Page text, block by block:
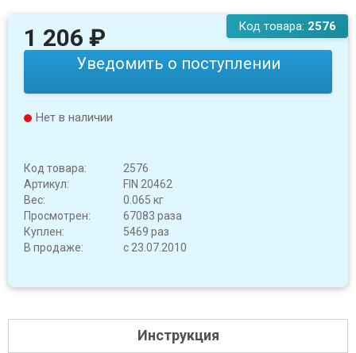
Код товара: 2576
1 206 ₽
Уведомить о поступлении
Нет в наличии
Код товара:
2576
Артикул:
FIN 20462
Вес:
0.065 кг
Просмотрен:
67083 раза
Куплен:
5469 раз
В продаже:
с 23.07.2010
Инструкция